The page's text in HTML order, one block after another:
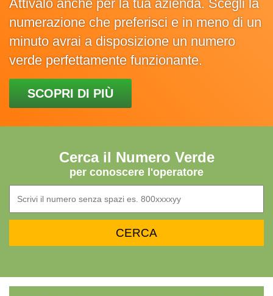
Attivalo anche per la tua azienda. Scegli la
numerazione che preferisci e in meno di un
minuto avrai a disposizione un numero
verde perfettamente funzionante.
SCOPRI DI PIÙ
Cerca il Numero Verde
per conoscere l'operatore